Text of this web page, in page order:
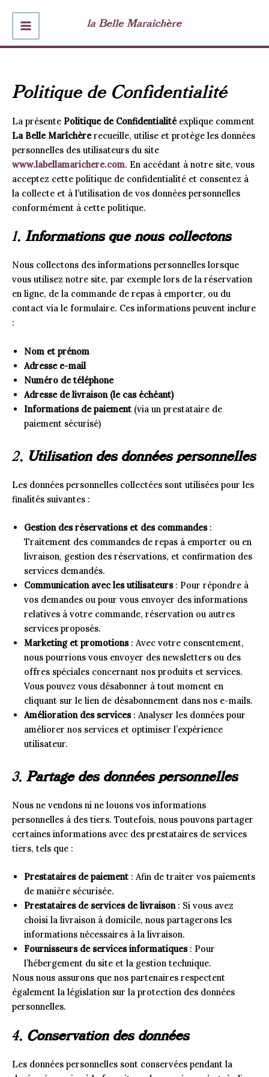
MAIN
Politique de Confidentialité
La présente Politique de Confidentialitéexplique comment
La Belle Marîchèrerecueille, utilise et protège les données
personnelles des utilisateurs du site
www.labellamarichere.com. En accédant à notre site, vous
acceptez cette politique de confidentialité et consentez à
la collecte et à l’utilisation de vos données personnelles
conformément à cette politique.
1. Informations que nous collectons
Nous collectons des informations personnelles lorsque
vous utilisez notre site, par exemple lors de la réservation
en ligne, de la commande de repas à emporter, ou du
contact via le formulaire. Ces informations peuvent inclure
:
Nom et prénom
Adresse e-mail
Numéro de téléphone
Adresse de livraison (le cas échéant)
Informations de paiement (via un prestataire de
paiement sécurisé)
2. Utilisation des données personnelles
Les données personnelles collectées sont utilisées pour les
finalités suivantes :
Gestion des réservations et des commandes:
Traitement des commandes de repas à emporter ou en
livraison, gestion des réservations, et confirmation des
services demandés.
Communication avec les utilisateurs: Pour répondre à
vos demandes ou pour vous envoyer des informations
relatives à votre commande, réservation ou autres
services proposés.
Marketing et promotions: Avec votre consentement,
nous pourrions vous envoyer des newsletters ou des
offres spéciales concernant nos produits et services.
Vous pouvez vous désabonner à tout moment en
cliquant sur le lien de désabonnement dans nos e-mails.
Amélioration des services: Analyser les données pour
améliorer nos services et optimiser l’expérience
utilisateur.
3. Partage des données personnelles
Nous ne vendons ni ne louons vos informations
personnelles à des tiers. Toutefois, nous pouvons partager
certaines informations avec des prestataires de services
tiers, tels que :
Prestataires de paiement : Afin de traiter vos paiements
de manière sécurisée.
Prestataires de services de livraison: Si vous avez
choisi la livraison à domicile, nous partagerons les
informations nécessaires à la livraison.
Fournisseurs de services informatiques: Pour
l’hébergement du site et la gestion technique.
Nous nous assurons que nos partenaires respectent
également la législation sur la protection des données
personnelles.
4. Conservation des données
Les données personnelles sont conservées pendant la